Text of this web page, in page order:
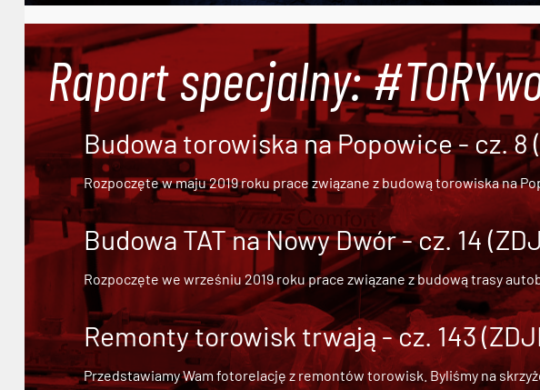
Raport specjalny:
Budowa torowiska na Popowice - cz. 8
Rozpoczęte w maju 2019 roku prace związane z budową torowiska na
Budowa TAT na Nowy Dwór - cz. 14
Rozpoczęte we wrześniu 2019 roku prace związane zbudową trasy
Remonty torowisk trwają - cz. 143
Przedstawiamy Wam fotorelację z remontów torowisk. Byliśmy na